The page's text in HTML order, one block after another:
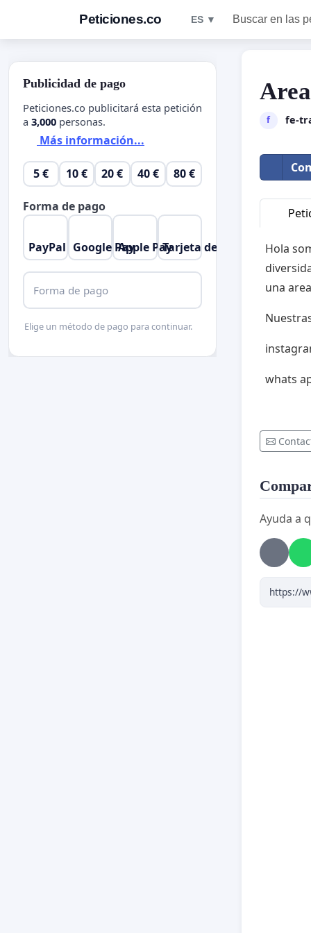
Peticiones.co ES ▼ Buscar en las
f fe-
Hola
una
whats
Ayuda a
Publicidad de pago
Peticiones.co publicitará esta petición
a 3,000 personas.
Más información...
5 € 10 € 20 € 40 € 80 €
Forma de pago
PayPal Google PayApple PayTarjeta de crédito
Forma de pago
Elige un método de pago para continuar.